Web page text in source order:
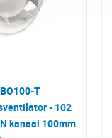
T
- 102
kanaal 100mm